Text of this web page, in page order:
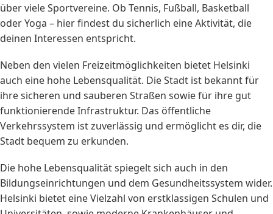
über viele Sportvereine. Ob Tennis, Fußball, Basketball
oder Yoga – hier findest du sicherlich eine Aktivität, die
deinen Interessen entspricht.
Neben den vielen Freizeitmöglichkeiten bietet Helsinki
auch eine hohe Lebensqualität. Die Stadt ist bekannt für
ihre sicheren und sauberen Straßen sowie für ihre gut
funktionierende Infrastruktur. Das öffentliche
Verkehrssystem ist zuverlässig und ermöglicht es dir, die
Stadt bequem zu erkunden.
Die hohe Lebensqualität spiegelt sich auch in den
Bildungseinrichtungen und dem Gesundheitssystem wider.
Helsinki bietet eine Vielzahl von erstklassigen Schulen und